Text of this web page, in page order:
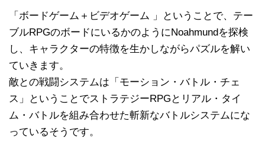
「ボードゲーム＋ビデオゲーム 」ということで、テー
ブルRPGのボードにいるかのようにNoahmundを探検
し、キャラクターの特徴を生かしながらパズルを解い
ていきます。
敵との戦闘システムは「モーション・バトル・チェ
ス」ということでストラテジーRPGとリアル・タイ
ム・バトルを組み合わせた斬新なバトルシステムにな
っているそうです。